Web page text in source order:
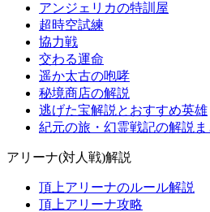
アンジェリカの特訓屋
超時空試練
協力戦
交わる運命
遥か太古の咆哮
秘境商店の解説
逃げた宝解説とおすすめ英雄
紀元の旅・幻霊戦記の解説ま
アリーナ(対人戦)解説
頂上アリーナのルール解説
頂上アリーナ攻略